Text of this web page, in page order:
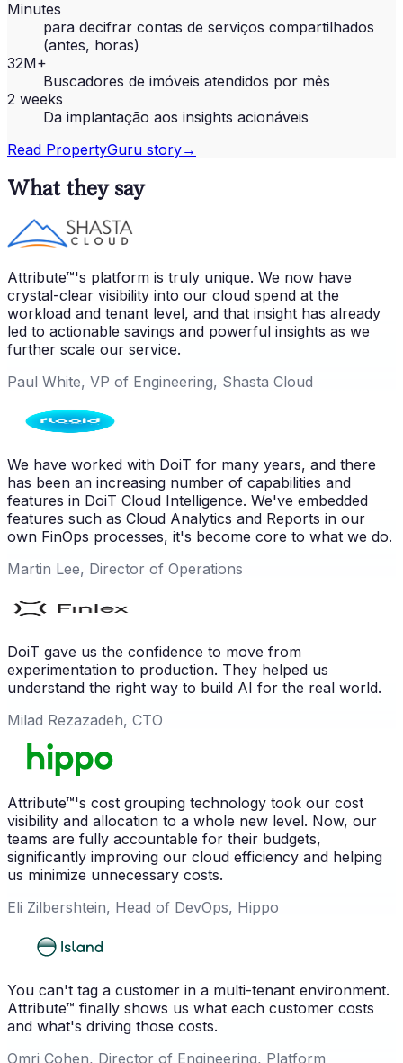
Minutes
para decifrar contas de serviços compartilhados
(antes, horas)
32M+
Buscadores de imóveis atendidos por mês
2 weeks
Da implantação aos insights acionáveis
Read PropertyGuru story→
What they say
Attribute™'s platform is truly unique. We now have
crystal-clear visibility into our cloud spend at the
workload and tenant level, and that insight has already
led to actionable savings and powerful insights as we
further scale our service.
Paul White, VP of Engineering, Shasta Cloud
We have worked with DoiT for many years, and there
has been an increasing number of capabilities and
features in DoiT Cloud Intelligence. We've embedded
features such as Cloud Analytics and Reports in our
own FinOps processes, it's become core to what we do.
Martin Lee, Director of Operations
DoiT gave us the confidence to move from
experimentation to production. They helped us
understand the right way to build AI for the real world.
Milad Rezazadeh, CTO
Attribute™'s cost grouping technology took our cost
visibility and allocation to a whole new level. Now, our
teams are fully accountable for their budgets,
significantly improving our cloud efficiency and helping
us minimize unnecessary costs.
Eli Zilbershtein, Head of DevOps, Hippo
You can't tag a customer in a multi-tenant environment.
Attribute™ finally shows us what each customer costs
and what's driving those costs.
Omri Cohen, Director of Engineering, Platform